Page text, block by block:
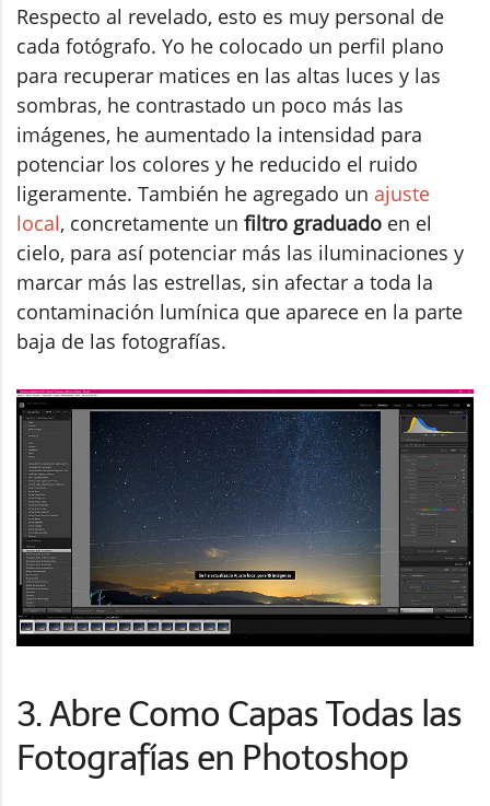
Respecto al revelado, esto es muy personal de
cada fotógrafo. Yo he colocado un perfil plano
para recuperar matices en las altas luces y las
sombras, he contrastado un poco más las
imágenes, he aumentado la intensidad para
potenciar los colores y he reducido el ruido
ligeramente. También he agregado un ajuste
local, concretamente un filtro graduado en el
cielo, para así potenciar más las iluminaciones y
marcar más las estrellas, sin afectar a toda la
contaminación lumínica que aparece en la parte
baja de las fotografías.
3. Abre Como Capas Todas las
Fotografías en Photoshop